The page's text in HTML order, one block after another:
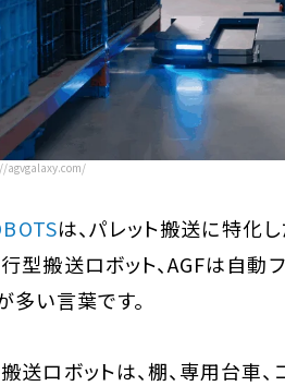
agvgalaxy.com/
は、パレット搬送に特化
型搬送ロボット、AGFは自動
多い言葉です。
送ロボットは、棚、専用台車